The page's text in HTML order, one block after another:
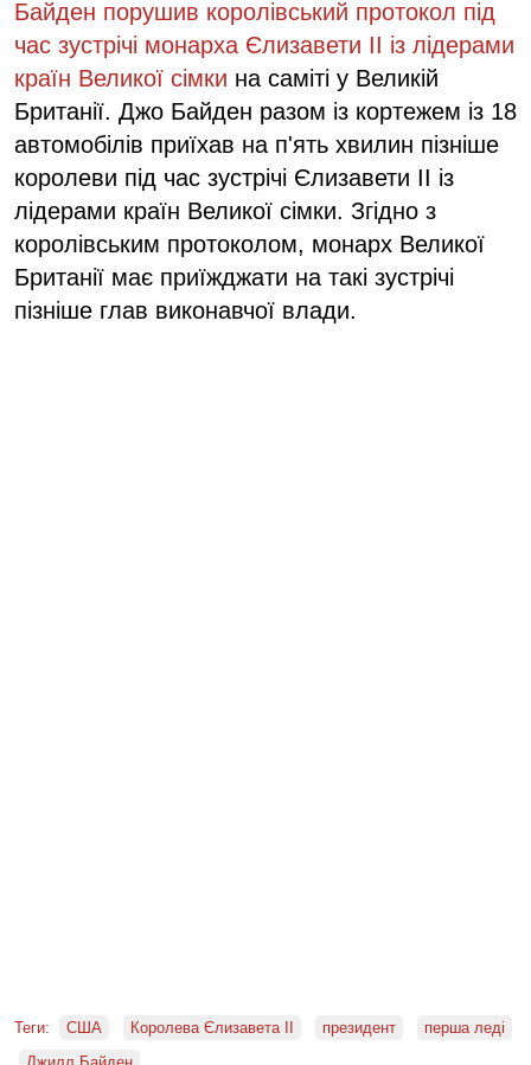
Байден порушив королівський протокол під
час зустрічі монарха Єлизавети II із лідерами
країн Великої сімки на саміті у Великій
Британії. Джо Байден разом із кортежем із 18
автомобілів приїхав на п'ять хвилин пізніше
королеви під час зустрічі Єлизавети II із
лідерами країн Великої сімки. Згідно з
королівським протоколом, монарх Великої
Британії має приїжджати на такі зустрічі
пізніше глав виконавчої влади.
Теги: США Королева Єлизавета II президент
перша леді